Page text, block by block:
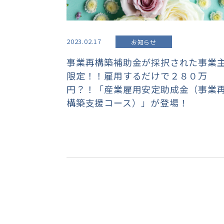
2023.02.17 お知らせ
事業再構築補助金が採択された事業
限定！！雇用するだけで２８０万
円？！「産業雇用安定助成金（事業
構築支援コース）」が登場！